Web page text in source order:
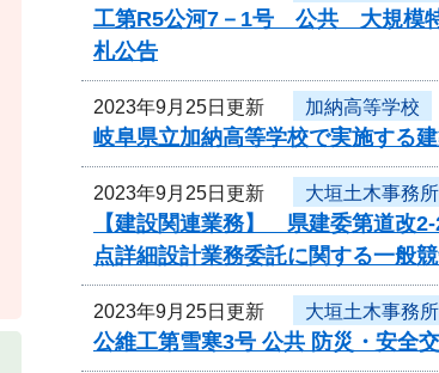
工第R5公河7－1号 公共 大規模特
札公告
2023年9月25日更新 加納高等学校
岐阜県立加納高等学校で実施する
2023年9月25日更新 大垣土木事務所
【建設関連業務】 県建委第道改
点詳細設計業務委託に関する一般
2023年9月25日更新 大垣土木事務所
公維工第雪寒3号 公共 防災・安全